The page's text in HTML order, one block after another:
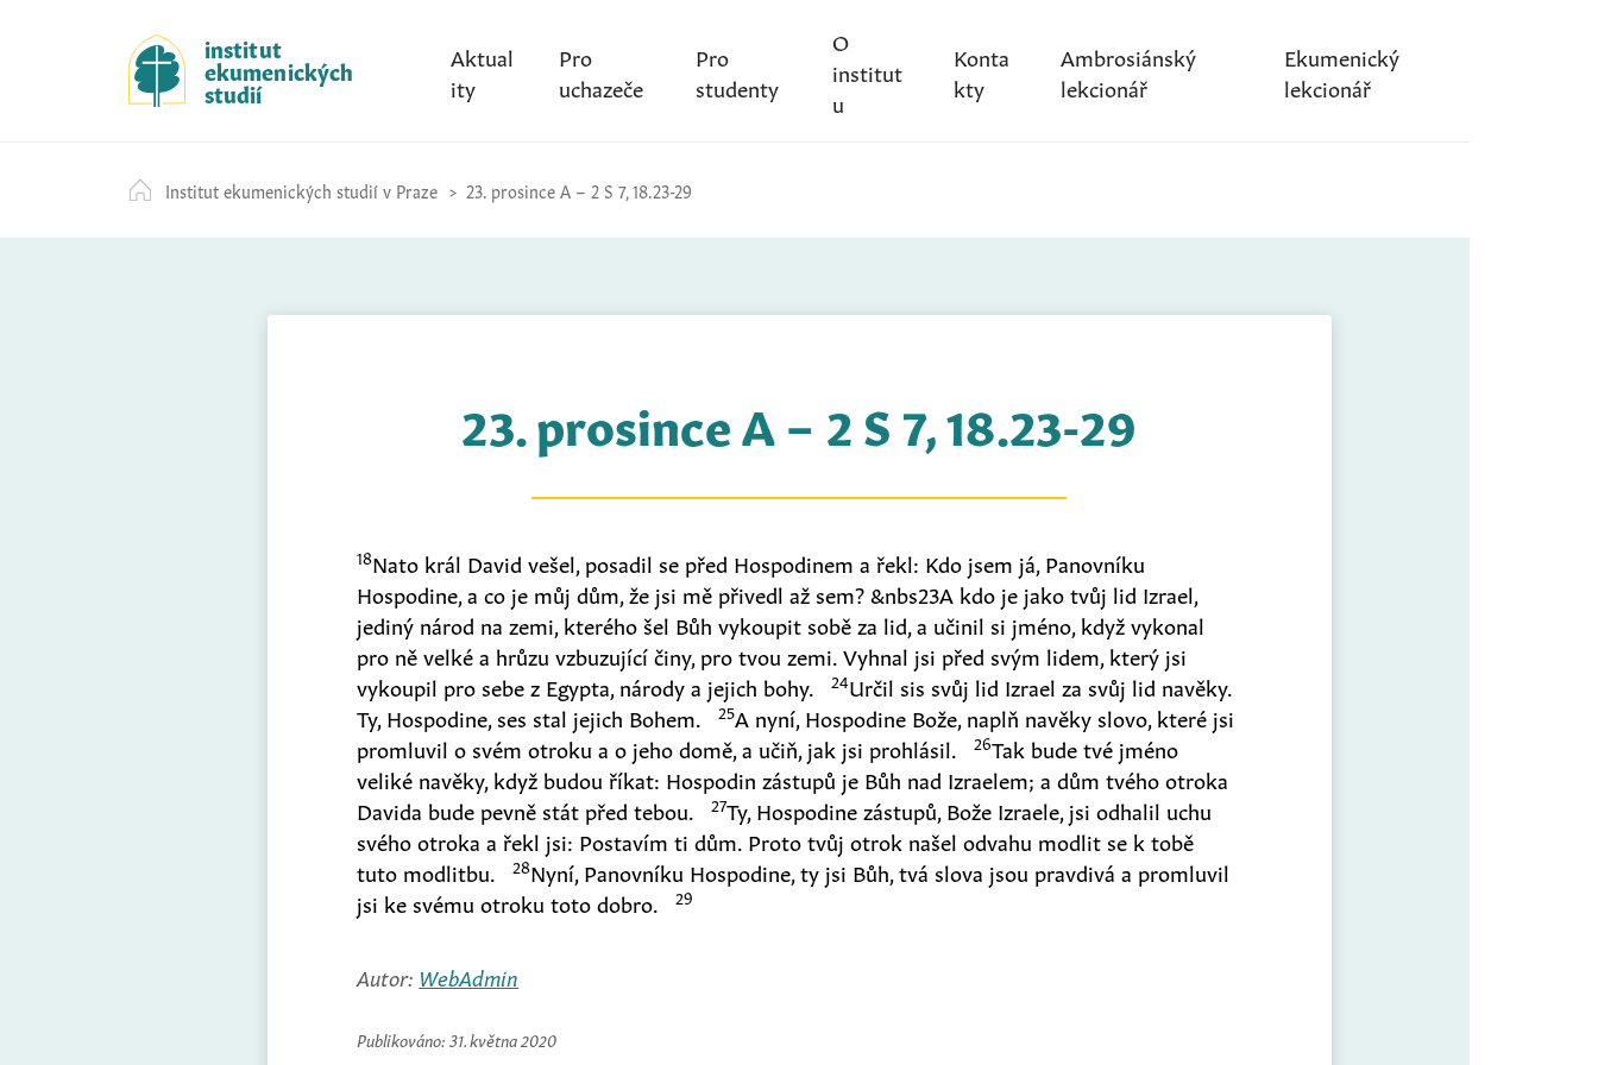
k
i
p
t
c
o
institut
ekumenických
studií
Aktual
ity
Pro
uchazeče
Pro
studenty
O
institut
u
Konta
kty
Ambrosiánský
lekcionář
Ekumenický
lekcionář
Institut ekumenických studií v Praze 23. prosince A – 2 S 7, 18.23-29
23. prosince A – 2 S 7, 18.23-29
18Nato král David vešel, posadil se před Hospodinem a řekl: Kdo jsem já, Panovníku
Hospodine, a co je můj dům, že jsi mě přivedl až sem?&nbs23A kdo je jako tvůj lid Izrael,
jediný národ na zemi, kterého šel Bůh vykoupit sobě za lid, a učinil si jméno, když vykonal
pro ně velké a hrůzu vzbuzující činy, pro tvou zemi. Vyhnal jsi před svým lidem, který jsi
vykoupil pro sebe z Egypta, národy a jejich bohy.
24Určil sis svůj lid Izrael za svůj lid navěky.
Ty, Hospodine, ses stal jejich Bohem.
25A nyní, Hospodine Bože, naplň navěky slovo, které jsi
promluvil o svém otroku a o jeho domě, a učiň, jak jsi prohlásil.
26Tak bude tvé jméno
veliké navěky, když budou říkat: Hospodin zástupů je Bůh nad Izraelem; a dům tvého otroka
Davida bude pevně stát před tebou.
27Ty, Hospodine zástupů, Bože Izraele, jsi odhalil uchu
svého otroka a řekl jsi: Postavím ti dům. Proto tvůj otrok našel odvahu modlit se k tobě
tuto modlitbu.
28Nyní, Panovníku Hospodine, ty jsi Bůh, tvá slova jsou pravdivá a promluvil
jsi ke svému otroku toto dobro.
29
Autor: WebAdmin
Publikováno: 31. května 2020